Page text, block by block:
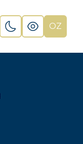
OZ